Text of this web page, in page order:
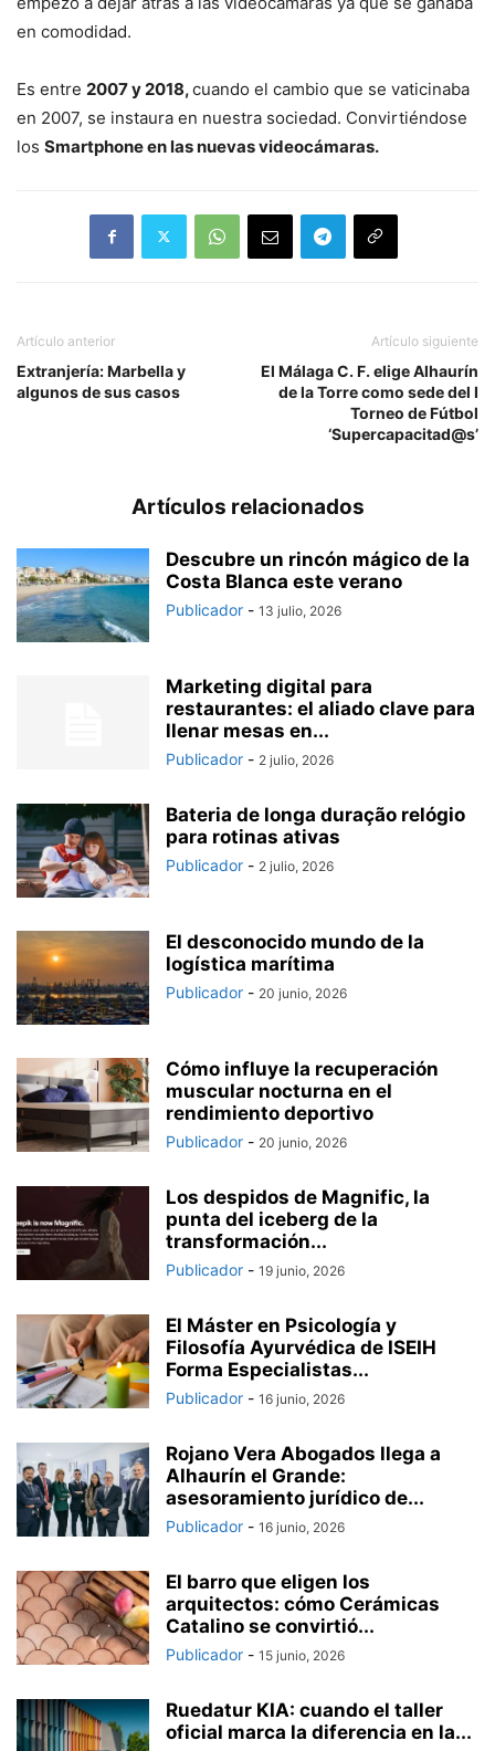
en comodidad.
Es entre 2007 y 2018,cuando el cambio que se vaticinaba
en 2007, se instaura en nuestra sociedad. Convirtiéndose
los Smartphone en las nuevas videocámaras.
Artículo anterior
Extranjería: Marbella y
algunos de sus casos
Artículo siguiente
El Málaga C. F. elige Alhaurín
de la Torre como sede del I
Torneo de Fútbol
‘Supercapacitad@s’
Artículos relacionados
Descubre un rincón mágico de la
Costa Blanca este verano
Publicador - 13 julio, 2026
Marketing digital para
restaurantes: el aliado clave para
llenar mesas en...
Publicador - 2 julio, 2026
Bateria de longa duração relógio
para rotinas ativas
Publicador - 2 julio, 2026
El desconocido mundo de la
logística marítima
Publicador - 20 junio, 2026
Cómo influye la recuperación
muscular nocturna en el
rendimiento deportivo
Publicador - 20 junio, 2026
Los despidos de Magnific, la
punta del iceberg de la
transformación...
Publicador - 19 junio, 2026
El Máster en Psicología y
Filosofía Ayurvédica de ISEIH
Forma Especialistas...
Publicador - 16 junio, 2026
Rojano Vera Abogados llega a
Alhaurín el Grande:
asesoramiento jurídico de...
Publicador - 16 junio, 2026
El barro que eligen los
arquitectos: cómo Cerámicas
Catalino se convirtió...
Publicador - 15 junio, 2026
Ruedatur KIA: cuando el taller
oficial marca la diferencia en la...